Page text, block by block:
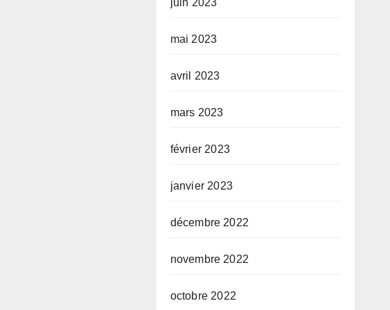
juin 2023
mai 2023
avril 2023
mars 2023
février 2023
janvier 2023
décembre 2022
novembre 2022
octobre 2022